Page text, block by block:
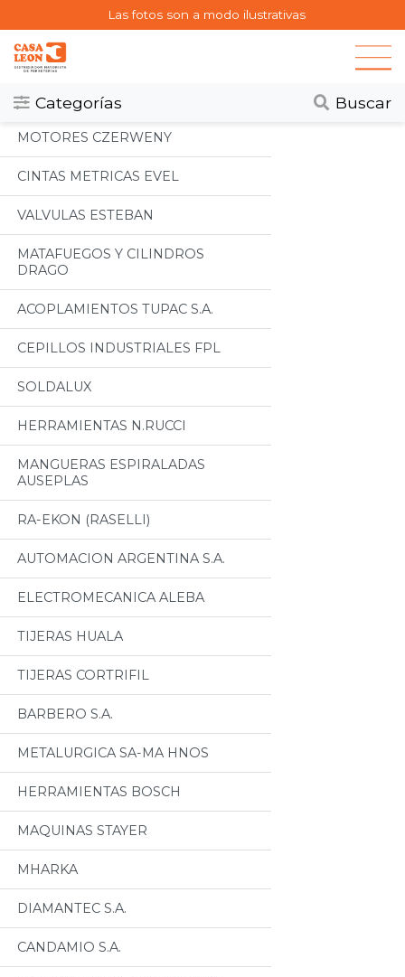
Las fotos son a modo ilustrativas
Categorías Buscar
Categorias
Todos
MOTORES CZERWENY
CINTAS METRICAS EVEL
VALVULAS ESTEBAN
MATAFUEGOS Y CILINDROS
DRAGO
ACOPLAMIENTOS TUPAC S.A.
CEPILLOS INDUSTRIALES FPL
SOLDALUX
HERRAMIENTAS N.RUCCI
MANGUERAS ESPIRALADAS
AUSEPLAS
RA-EKON (RASELLI)
AUTOMACION ARGENTINA S.A.
ELECTROMECANICA ALEBA
TIJERAS HUALA
TIJERAS CORTRIFIL
BARBERO S.A.
METALURGICA SA-MA HNOS
HERRAMIENTAS BOSCH
MAQUINAS STAYER
MHARKA
DIAMANTEC S.A.
CANDAMIO S.A.